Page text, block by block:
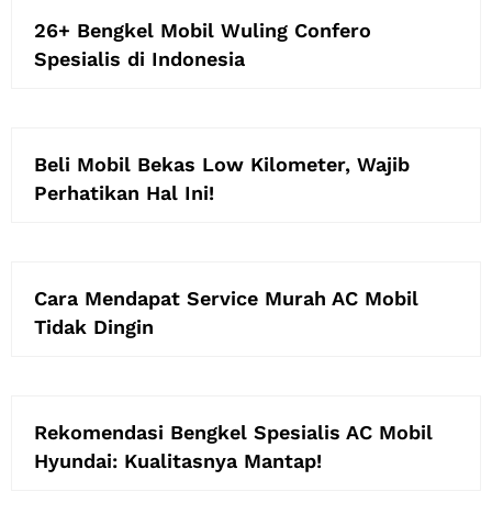
26+ Bengkel Mobil Wuling Confero
Spesialis di Indonesia
Beli Mobil Bekas Low Kilometer, Wajib
Perhatikan Hal Ini!
Cara Mendapat Service Murah AC Mobil
Tidak Dingin
Rekomendasi Bengkel Spesialis AC Mobil
Hyundai: Kualitasnya Mantap!